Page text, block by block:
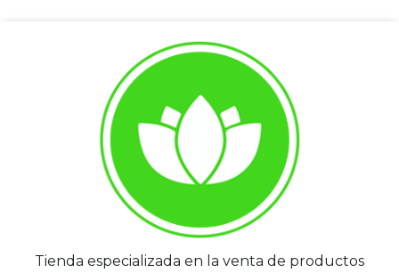
Tienda especializada en la venta de productos